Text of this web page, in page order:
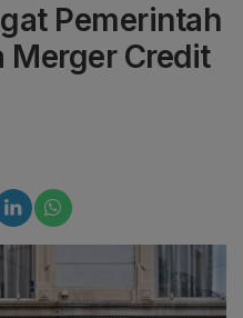
Pemerintah
Merger Credit